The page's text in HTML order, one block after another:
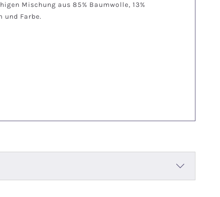
Mischung aus 85% Baumwolle, 13%
und Farbe.